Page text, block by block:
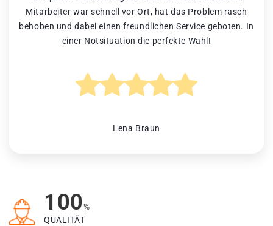
Mitarbeiter war schnell vor Ort, hat das Problem rasch
behoben und dabei einen freundlichen Service geboten. In
einer Notsituation die perfekte Wahl!
Lena Braun
100%
QUALITÄT